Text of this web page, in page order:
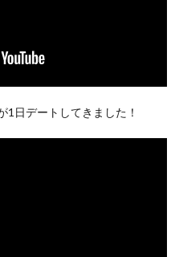
1日デートしてきました！